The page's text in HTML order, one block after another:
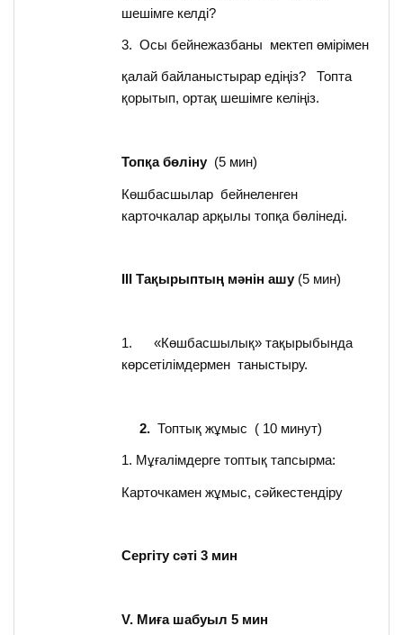
шешімге келді?
3. Осы бейнежазбаны мектеп өмірімен
қалай байланыстырар едіңіз? Топта
қорытып, ортақ шешімге келіңіз.
Топқа бөліну (5 мин)
Көшбасшылар бейнеленген
карточкалар арқылы топқа бөлінеді.
ІІІ Тақырыптың мәнін ашу (5 мин)
1. «Көшбасшылық» тақырыбында
көрсетілімдермен таныстыру.
2.Топтық жұмыс ( 10 минут)
1. Мұғалімдерге топтық тапсырма:
Карточкамен жұмыс, сәйкестендіру
Сергіту сәті 3 мин
V. Миға шабуыл 5 мин